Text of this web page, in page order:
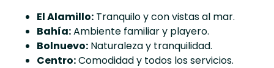
El Alamillo: Tranquilo y con vistas al mar.
Bahía:Ambiente familiar y playero.
Bolnuevo: Naturaleza y tranquilidad.
Centro:Comodidad y todos los servicios.